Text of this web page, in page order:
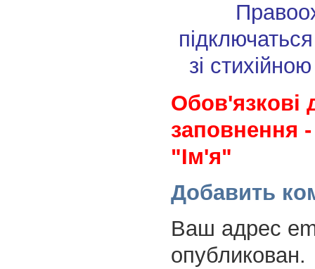
зі
Обов'язкові
заповнення
"Ім'я"
Добавить
Ваш адрес
опубликован.